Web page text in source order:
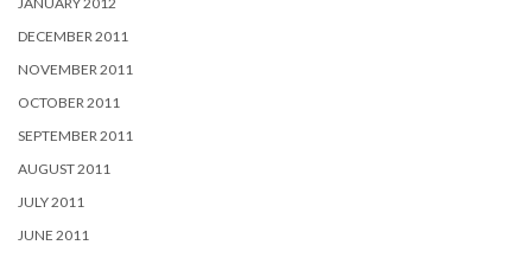
DECEMBER 2011
NOVEMBER 2011
OCTOBER 2011
SEPTEMBER 2011
AUGUST 2011
JULY 2011
JUNE 2011